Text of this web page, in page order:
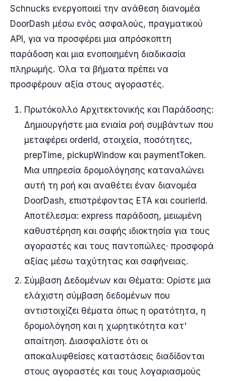
Schnucks ενεργοποιεί την ανάθεση διανομέα
DoorDash μέσω ενός ασφαλούς, πραγματικού
API, για να προσφέρει μια απρόσκοπτη
παράδοση και μια ενοποιημένη διαδικασία
πληρωμής. Όλα τα βήματα πρέπει να
προσφέρουν αξία στους αγοραστές.
Πρωτόκολλο Αρχιτεκτονικής και Παράδοσης:
Δημιουργήστε μια ενιαία ροή συμβάντων που
μεταφέρει orderId, στοιχεία, ποσότητες,
prepTime, pickupWindow και paymentToken.
Μια υπηρεσία δρομολόγησης καταναλώνει
αυτή τη ροή και αναθέτει έναν διανομέα
DoorDash, επιστρέφοντας ETA και courierId.
Αποτέλεσμα: express παράδοση, μειωμένη
καθυστέρηση και σαφής ιδιοκτησία για τους
αγοραστές και τους παντοπώλες· προσφορά
αξίας μέσω ταχύτητας και σαφήνειας.
Σύμβαση Δεδομένων και Θέματα: Ορίστε μια
ελάχιστη σύμβαση δεδομένων που
αντιστοιχίζει θέματα όπως η ορατότητα, η
δρομολόγηση και η χωρητικότητα κατ'
απαίτηση. Διασφαλίστε ότι οι
αποκαλυφθείσες καταστάσεις διαδίδονται
στους αγοραστές και τους λογαριασμούς